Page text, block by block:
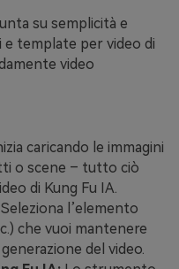
su semplicità e
e template per video di
video
caricando le immagini
o scene – tutto ciò
di Kung Fu IA.
Seleziona l’elemento
che vuoi mantenere
del video.